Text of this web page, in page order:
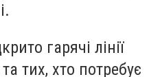
гарячі лінії
тих, хто потребує